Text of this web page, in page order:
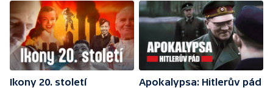
Ikony 20. století
Apokalypsa: Hitlerův pád